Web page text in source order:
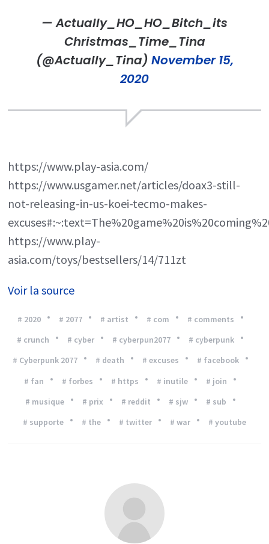
— Actually_HO_HO_Bitch_its
Christmas_Time_Tina
(@Actually_Tina) November 15,
2020
https://www.play-asia.com/
https://www.usgamer.net/articles/doax3-still-
not-releasing-in-us-koei-tecmo-makes-
https://www.play-
asia.com/toys/bestsellers/14/711zt
Voir la source
# 2020 # 2077 # artist # com
# comments
# crunch
# cyber # cyberpun2077
# cyberpunk
# Cyberpunk 2077
# death # excuses
# facebook
# fan
# forbes # https # inutile
# join
# musique
# prix # reddit # sjw
# sub
# supporte
# the # twitter # war # youtube